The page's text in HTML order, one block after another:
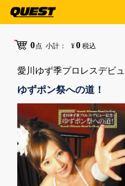
0点 小計： ¥0 税込
愛川ゆず季プロレスデビ
ゆずポン祭への道！